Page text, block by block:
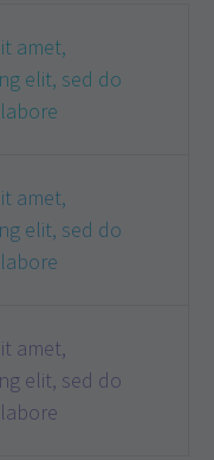
amet,
elit, sed do
amet,
elit, sed do
amet,
elit, sed do